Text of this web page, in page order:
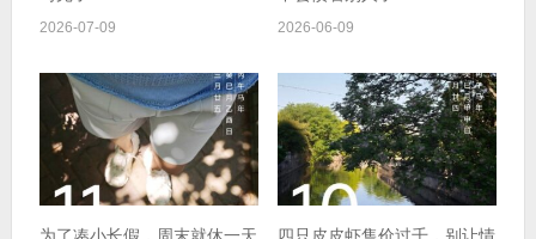
2026-07-09 2026-06-09